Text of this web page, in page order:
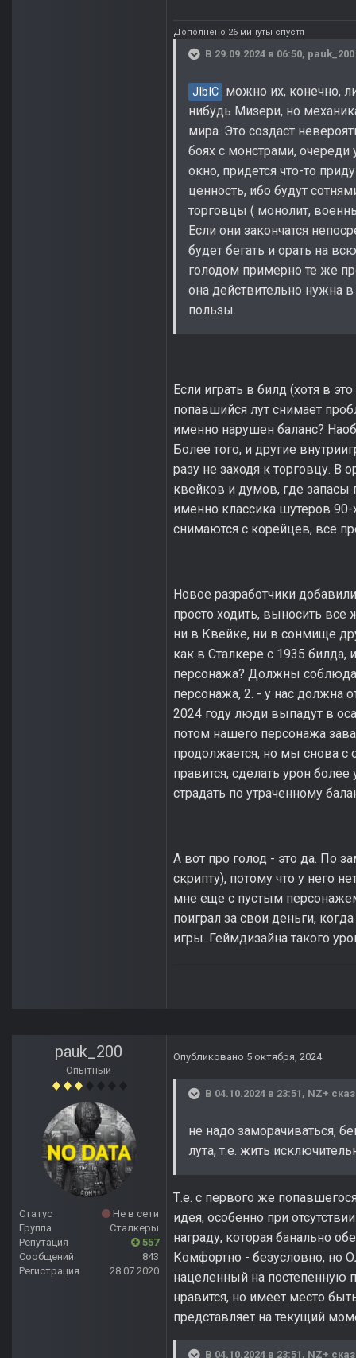
Дополнено 26 минуты спустя
В 29.09.2024 в 06:50, pauk_200
JIbIC можно их, конечно,
нибудь Мизери, но
мира. Это создаст
боях с монстрами, очереди
окно, придется что-то
ценность, ибо будут
торговцы ( монолит,
Если они закончатся
будет бегать и орать на
голодом примерно те же
она действительно нужна
пользы.
Если играть в билд (хотя в
попавшийся лут снимает
именно нарушен баланс?
Более того, и другие
разу не заходя к торговцу. В
квейков и думов, где запасы
именно классика шутеров
снимаются с корейцев, все
Новое разработчики
просто ходить, выносить
ни в Квейке, ни в сонмище
как в Сталкере с 1935 билда,
персонажа? Должны
персонажа, 2. - у нас должна
2024 году люди выпадут в
потом нашего персонажа
продолжается, но мы снова с
правится, сделать урон
страдать по утраченному
А вот про голод - это да. По
скрипту), потому что у него
мне еще с пустым
поиграл за свои деньги,
игры. Геймдизайна такого
pauk_200
Опытный
Статус
Не в сети
Группа
Сталкеры
Репутация
557
Сообщений
843
Регистрация
28.07.2020
Опубликовано 5 октября, 2024
В 04.10.2024 в 23:51, NZ+
не надо заморачиваться,
лута, т.е. жить
Т.е. с первого же
идея, особенно при
награду, которая банально
Комфортно - безусловно, но
нацеленный на постепенную
нравится, но имеет место
представляет на текущий
В 04.10.2024 в 23:51, NZ+